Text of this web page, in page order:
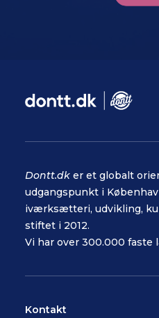
Dontt.dk er et globalt
udgangspunkt i
iværksætteri, udvikling,
stiftet i 2012.
Vi har over 300.000 faste
Kontakt